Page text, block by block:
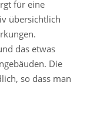
für eine
übersichtlich
das etwas
Die
so dass man